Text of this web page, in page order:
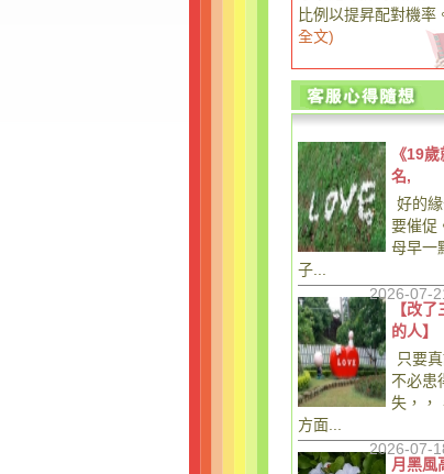
比例以提昇配對機率
全文)
《19
名,
好的
要催促
母早一
子...
2026-07-
【改
的人】
只要
不必患
失，，
方面...
2026-07-
月黑風